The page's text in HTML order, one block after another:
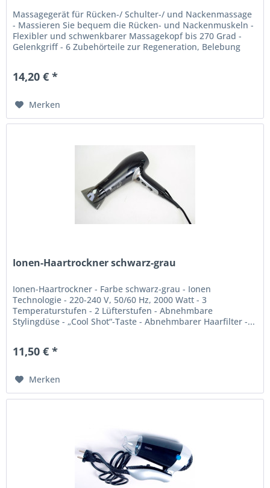
Massagegerät für Rücken-/ Schulter-/ und Nackenmassage
- Massieren Sie bequem die Rücken- und Nackenmuskeln -
Flexibler und schwenkbarer Massagekopf bis 270 Grad -
Gelenkgriff - 6 Zubehörteile zur Regeneration, Belebung
14,20 € *
Merken
Ionen-Haartrockner schwarz-grau
Ionen-Haartrockner - Farbe schwarz-grau - Ionen
Technologie - 220-240 V, 50/60 Hz, 2000 Watt - 3
Temperaturstufen - 2 Lüfterstufen - Abnehmbare
Stylingdüse - „Cool Shot“-Taste - Abnehmbarer Haarfilter -...
11,50 € *
Merken